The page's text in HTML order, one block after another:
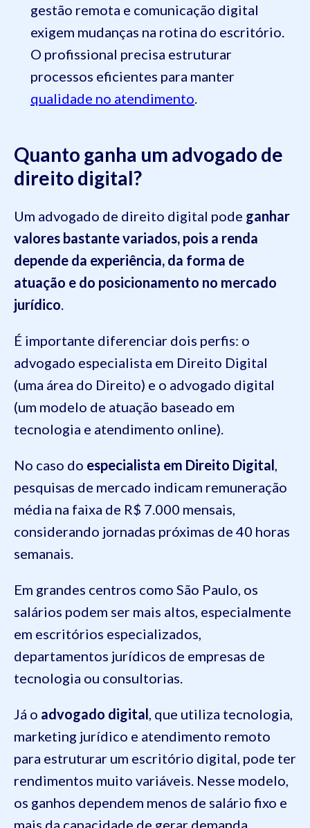
gestão remota e comunicação digital
exigem mudanças na rotina do escritório.
O profissional precisa estruturar
processos eficientes para manter
qualidade no atendimento.
Quanto ganha um advogado de
direito digital?
Um advogado de direito digital pode ganhar
valores bastante variados, pois a renda
depende da experiência, da forma de
atuação e do posicionamento no mercado
jurídico.
É importante diferenciar dois perfis: o
advogado especialista em Direito Digital
(uma área do Direito) e o advogado digital
(um modelo de atuação baseado em
tecnologia e atendimento online).
No caso do especialista em Direito Digital ,
pesquisas de mercado indicam remuneração
média na faixa de R$ 7.000 mensais,
considerando jornadas próximas de 40 horas
semanais.
Em grandes centros como São Paulo, os
salários podem ser mais altos, especialmente
em escritórios especializados,
departamentos jurídicos de empresas de
tecnologia ou consultorias.
Já o advogado digital , que utiliza tecnologia,
marketing jurídico e atendimento remoto
para estruturar um escritório digital, pode ter
rendimentos muito variáveis. Nesse modelo,
os ganhos dependem menos de salário fixo e